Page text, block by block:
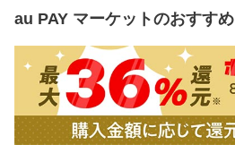
au PAY マーケットのおすすめ